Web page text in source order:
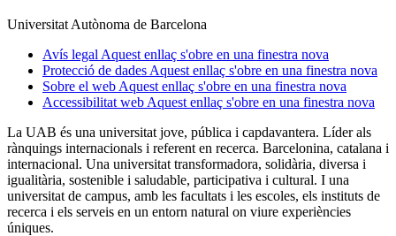
Universitat Autònoma de Barcelona
Avís legal Aquest enllaç s'obre en una finestra nova
Protecció de dades Aquest enllaç s'obre en una finestra nova
Sobre el web Aquest enllaç s'obre en una finestra nova
Accessibilitat web Aquest enllaç s'obre en una finestra nova
La UAB és una universitat jove, pública i capdavantera. Líder als
rànquings internacionals i referent en recerca. Barcelonina, catalana i
internacional. Una universitat transformadora, solidària, diversa i
igualitària, sostenible i saludable, participativa i cultural. I una
universitat de campus, amb les facultats i les escoles, els instituts de
recerca i els serveis en un entorn natural on viure experiències
úniques.